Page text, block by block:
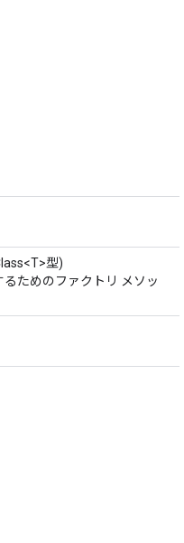
型)
ためのファクトリ メソッ